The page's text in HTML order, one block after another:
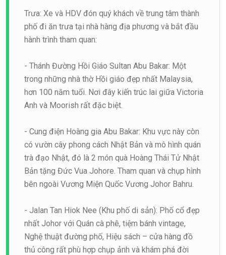
Trưa: Xe và HDV đón quý khách về trung tâm thành
phố đi ăn trưa tại nhà hàng địa phương và bắt đầu
hành trình tham quan:
- Thánh Đường Hồi Giáo Sultan Abu Bakar: Một
trong những nhà thờ Hồi giáo đẹp nhất Malaysia,
hơn 100 năm tuổi. Nơi đây kiến trúc lai giữa Victoria
Anh và Moorish rất đặc biệt.
- Cung điện Hoàng gia Abu Bakar: Khu vực này còn
có vườn cây phong cách Nhật Bản và mô hình quán
trà đạo Nhật, đó là 2 món quà Hoàng Thái Tử Nhật
Bản tặng Đức Vua Johore. Tham quan và chụp hình
bên ngoài Vương Miện Quốc Vương Johor Bahru.
- Jalan Tan Hiok Nee (Khu phố di sản): Phố cổ đẹp
nhất Johor với Quán cà phê, tiệm bánh vintage,
Nghệ thuật đường phố, Hiệu sách – cửa hàng đồ
thủ công rất phù hợp chụp ảnh và khám phá đời